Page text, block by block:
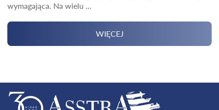
wymagająca. Na wielu ...
WIĘCEJ